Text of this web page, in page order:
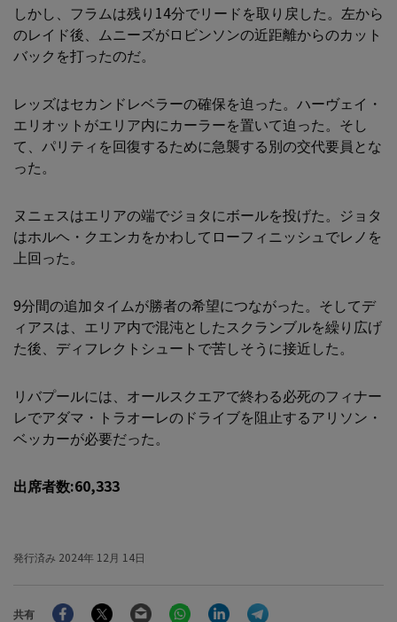
しかし、フラムは残り14分でリードを取り戻した。左から
のレイド後、ムニーズがロビンソンの近距離からのカット
バックを打ったのだ。
レッズはセカンドレベラーの確保を迫った。ハーヴェイ・
エリオットがエリア内にカーラーを置いて迫った。そし
て、パリティを回復するために急襲する別の交代要員とな
った。
ヌニェスはエリアの端でジョタにボールを投げた。ジョタ
はホルヘ・クエンカをかわしてローフィニッシュでレノを
上回った。
9分間の追加タイムが勝者の希望につながった。そしてデ
ィアスは、エリア内で混沌としたスクランブルを繰り広げ
た後、ディフレクトシュートで苦しそうに接近した。
リバプールには、オールスクエアで終わる必死のフィナー
レでアダマ・トラオーレのドライブを阻止するアリソン・
ベッカーが必要だった。
出席者数:60,333
発行済み 2024年 12月 14日
共有
FacebookTwitter Email WhatsAppLinkedIn